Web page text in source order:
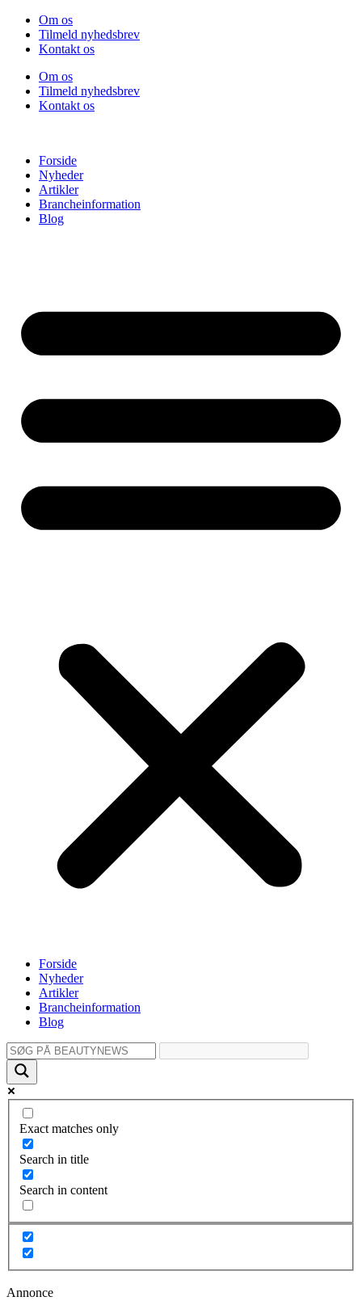
Videre
indhold
Om os
Tilmeld nyhedsbrev
Kontakt os
Om os
Tilmeld nyhedsbrev
Kontakt os
Forside
Nyheder
Artikler
Brancheinformation
Blog
Forside
Nyheder
Artikler
Brancheinformation
Blog
Exact matches only
Search in title
Search in content
Annonce